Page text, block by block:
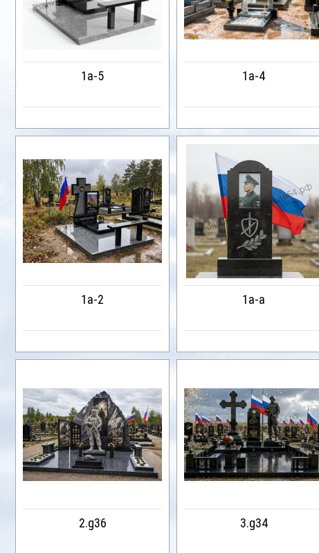
1a-5 1a-4
1a-2 1a-a
2.g36 3.g34